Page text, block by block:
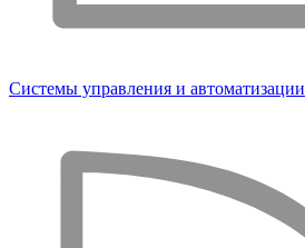
Системы управления и автоматизации